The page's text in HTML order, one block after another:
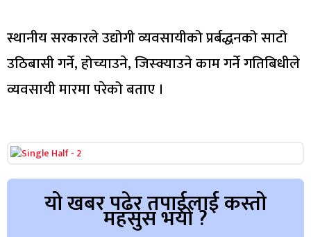
स्थानीय सरकारले उद्योगी व्यवसायीको प्रर्बद्धनको साटो
उठिबासी गर्ने, होच्याउने, जिस्क्याउने काम गर्ने गतिबिधीले
व्यवसायी मारमा परेको बताए ।
यो खबर पढेर तपाईलाई कस्तो
महसुस भयो ?